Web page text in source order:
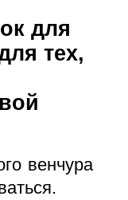
для
тех,
венчура